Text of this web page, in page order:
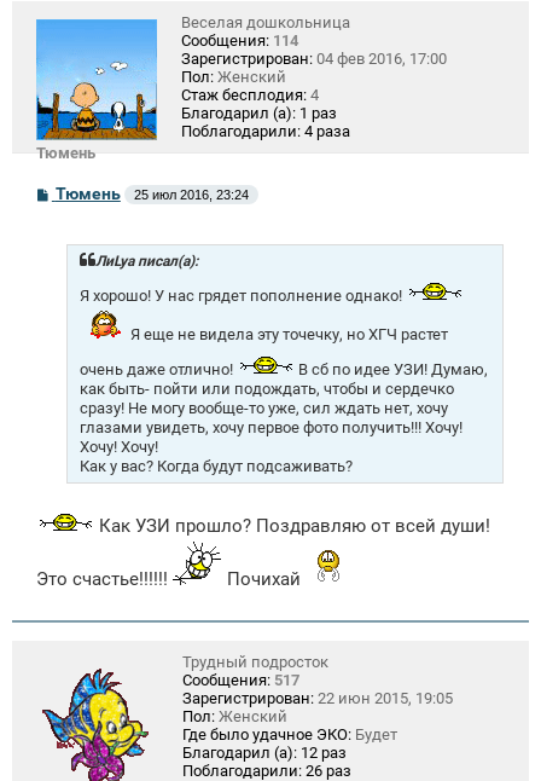
Тюмень
Веселая дошкольница
Сообщения: 114
Зарегистрирован: 04 фев 2016, 17:00
Пол: Женский
Стаж бесплодия: 4
Благодарил (а): 1 раз
Поблагодарили: 4 раза
СТюмень 25 июл 2016, 23:24
ЛиLya писал(а):
Я хорошо! У нас грядет пополнение однако!
Я еще не видела эту точечку, но ХГЧ растет
очень даже отлично!
В сб по идее УЗИ! Думаю,
как быть- пойти или подождать, чтобы и сердечко
сразу! Не могу вообще-то уже, сил ждать нет, хочу
глазами увидеть, хочу первое фото получить!!! Хочу!
Хочу! Хочу!
Как у вас? Когда будут подсаживать?
Как УЗИ прошло? Поздравляю от всей души!
Это счастье!!!!!! Почихай
Трудный подросток
Сообщения: 517
Зарегистрирован: 22 июн 2015, 19:05
Пол: Женский
Где было удачное ЭКО: Будет
Благодарил (а): 12 раз
Поблагодарили: 26 раз